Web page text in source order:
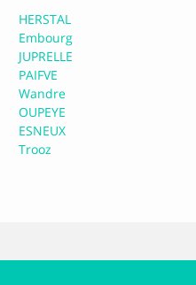
HERSTAL
Embourg
JUPRELLE
PAIFVE
Wandre
OUPEYE
ESNEUX
Trooz